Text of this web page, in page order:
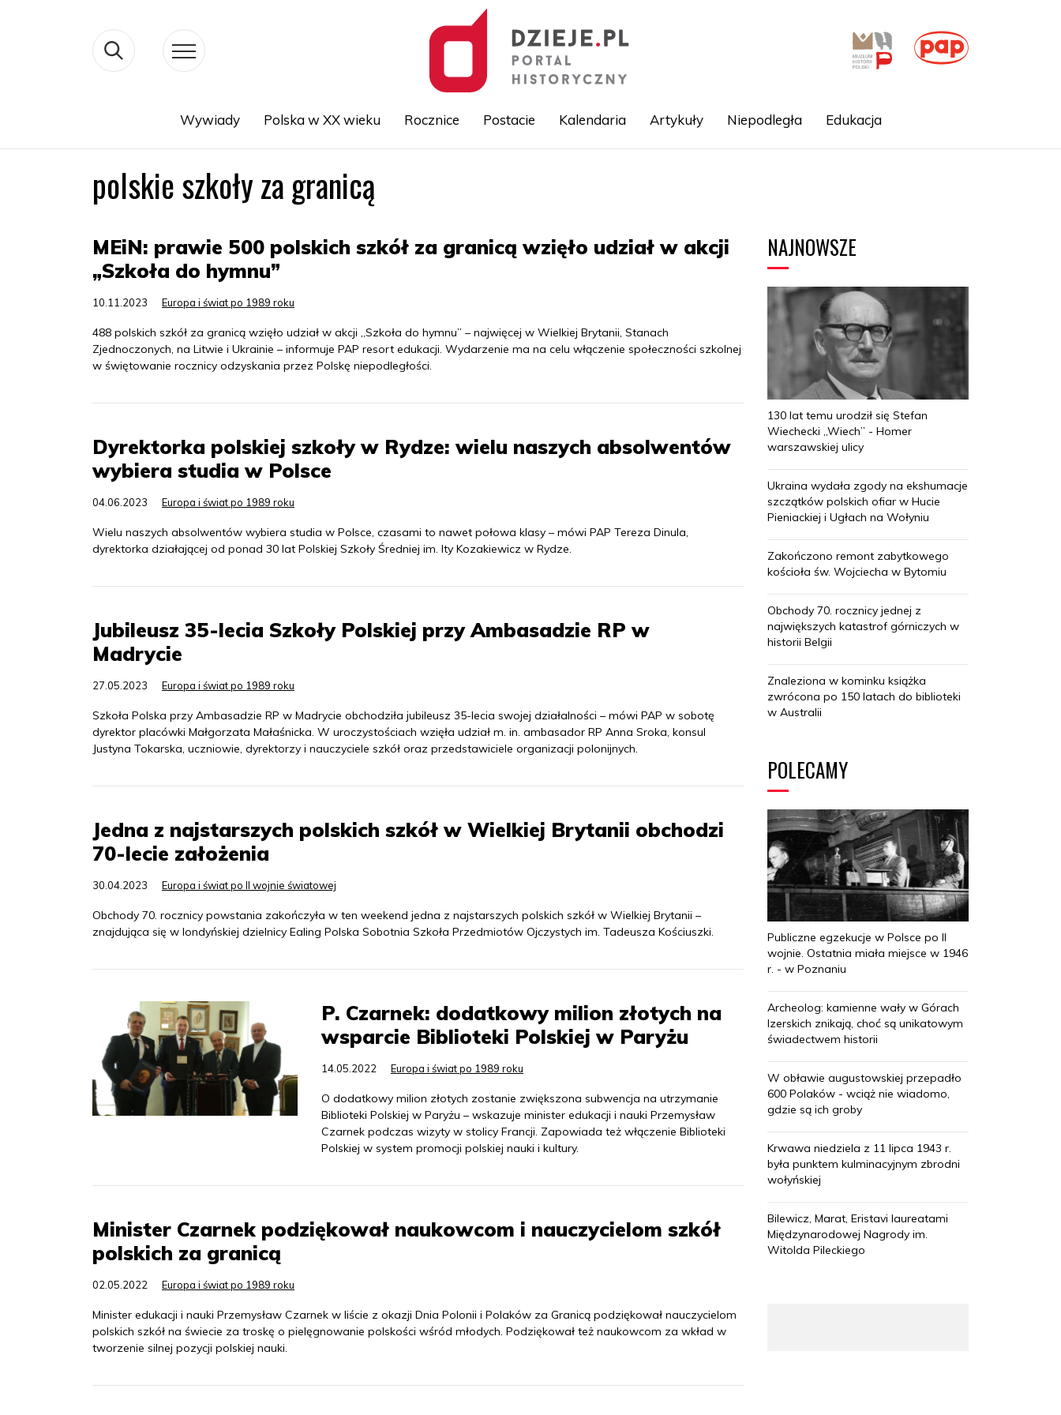
Wywiady Polska w XX wieku Rocznice Postacie Kalendaria Artykuły Niepodległa Edukacja
polskie szkoły za granicą
MEiN: prawie 500 polskich szkół za granicą wzięło udział w akcji
„Szkoła do hymnu”
10.11.2023 Europa i świat po 1989 roku
488 polskich szkół za granicą wzięło udział w akcji „Szkoła do hymnu” – najwięcej w Wielkiej Brytanii, Stanach
Zjednoczonych, na Litwie i Ukrainie – informuje PAP resort edukacji. Wydarzenie ma na celu włączenie społeczności szkolnej
w świętowanie rocznicy odzyskania przez Polskę niepodległości.
Dyrektorka polskiej szkoły w Rydze: wielu naszych absolwentów
wybiera studia w Polsce
04.06.2023 Europa i świat po 1989 roku
Wielu naszych absolwentów wybiera studia w Polsce, czasami to nawet połowa klasy – mówi PAP Tereza Dinula,
dyrektorka działającej od ponad 30 lat Polskiej Szkoły Średniej im. Ity Kozakiewicz w Rydze.
Jubileusz 35-lecia Szkoły Polskiej przy Ambasadzie RP w
Madrycie
27.05.2023 Europa i świat po 1989 roku
Szkoła Polska przy Ambasadzie RP w Madrycie obchodziła jubileusz 35-lecia swojej działalności – mówi PAP w sobotę
dyrektor placówki Małgorzata Małaśnicka. W uroczystościach wzięła udział m. in. ambasador RP Anna Sroka, konsul
Justyna Tokarska, uczniowie, dyrektorzy i nauczyciele szkół oraz przedstawiciele organizacji polonijnych.
Jedna z najstarszych polskich szkół w Wielkiej Brytanii obchodzi
70-lecie założenia
30.04.2023 Europa i świat po II wojnie światowej
Obchody 70. rocznicy powstania zakończyła w ten weekend jedna z najstarszych polskich szkół w Wielkiej Brytanii –
znajdująca się w londyńskiej dzielnicy Ealing Polska Sobotnia Szkoła Przedmiotów Ojczystych im. Tadeusza Kościuszki.
P. Czarnek: dodatkowy milion złotych na
wsparcie Biblioteki Polskiej w Paryżu
14.05.2022 Europa i świat po 1989 roku
O dodatkowy milion złotych zostanie zwiększona subwencja na utrzymanie
Biblioteki Polskiej w Paryżu – wskazuje minister edukacji i nauki Przemysław
Czarnek podczas wizyty w stolicy Francji. Zapowiada też włączenie Biblioteki
Polskiej w system promocji polskiej nauki i kultury.
Minister Czarnek podziękował naukowcom i nauczycielom szkół
polskich za granicą
02.05.2022 Europa i świat po 1989 roku
Minister edukacji i nauki Przemysław Czarnek w liście z okazji Dnia Polonii i Polaków za Granicą podziękował nauczycielom
polskich szkół na świecie za troskę o pielęgnowanie polskości wśród młodych. Podziękował też naukowcom za wkład w
tworzenie silnej pozycji polskiej nauki.
NAJNOWSZE
130 lat temu urodził się Stefan
Wiechecki „Wiech” - Homer
warszawskiej ulicy
Ukraina wydała zgody na ekshumacje
szczątków polskich ofiar w Hucie
Pieniackiej i Ugłach na Wołyniu
Zakończono remont zabytkowego
kościoła św. Wojciecha w Bytomiu
Obchody 70. rocznicy jednej z
największych katastrof górniczych w
historii Belgii
Znaleziona w kominku książka
zwrócona po 150 latach do biblioteki
w Australii
POLECAMY
Publiczne egzekucje w Polsce po II
wojnie. Ostatnia miała miejsce w 1946
r. - w Poznaniu
Archeolog: kamienne wały w Górach
Izerskich znikają, choć są unikatowym
świadectwem historii
W obławie augustowskiej przepadło
600 Polaków - wciąż nie wiadomo,
gdzie są ich groby
Krwawa niedziela z 11 lipca 1943 r.
była punktem kulminacyjnym zbrodni
wołyńskiej
Bilewicz, Marat, Eristavi laureatami
Międzynarodowej Nagrody im.
Witolda Pileckiego